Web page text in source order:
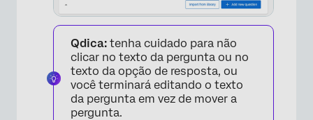
×
Qdica: tenha cuidado para não
clicar no texto da pergunta ou no
texto da opção de resposta, ou
você terminará editando o texto
da pergunta em vez de mover a
pergunta.